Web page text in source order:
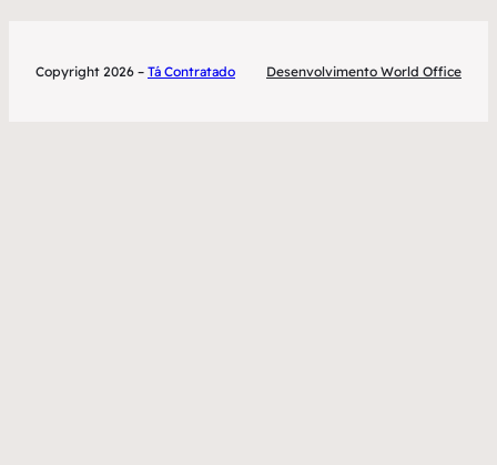
Copyright 2026 – Tá Contratado Desenvolvimento World Office